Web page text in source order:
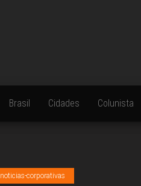
Brasil Cidades Colunista
noticias-corporativas